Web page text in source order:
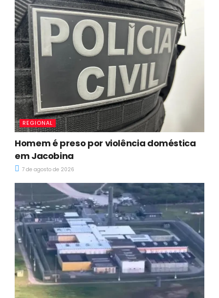
REGIONAL
Homem é preso por violência doméstica
em Jacobina
7 de agosto de 2026